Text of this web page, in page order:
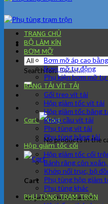
Search for:
Cart
No products in the
Cart
No products in the cart.
TRANG CHỦ
BỘ LÀM KÍN
BƠM MỠ
Bơm mỡ áp cao
Bơm mỡ tự động
Phụ kiện bơm mỡ
BĂNG TẢI VÍT TẢI
Gối treo vít tải
Hộp giảm tốc vít tải
Hộp giảm tốc băng
Khớp cầu vít tải
Phụ tùng vít tải
Phụ tùng băng tải
Hộp giảm tốc cối
Hộp giảm tốc cối
Bánh răng côn
Khớp nối trục, bộ
Phụ tùng hộp giảm
Phụ tùng khác
PHỤ TÙNG TRẠM TRÔN